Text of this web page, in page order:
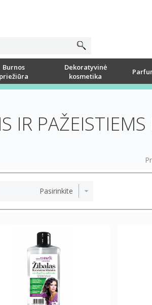
Burnos
priežiūra
Dekoratyvinė
kosmetika
IR